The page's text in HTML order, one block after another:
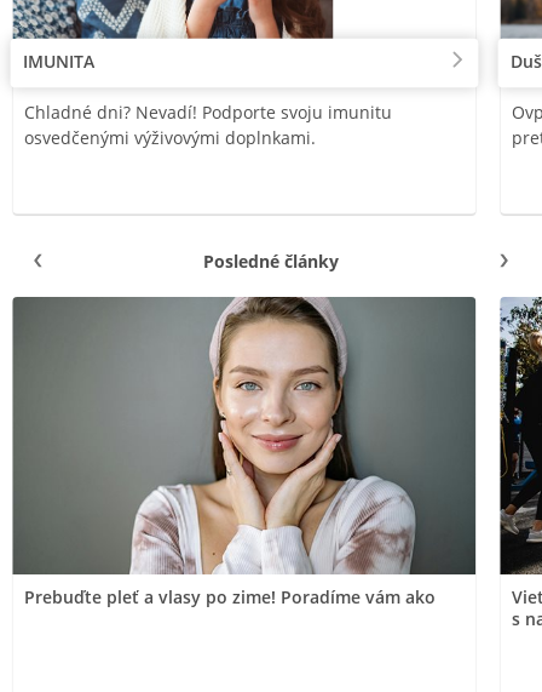
IMUNITA
Chladné dni? Nevadí! Podporte svoju imunitu
osvedčenými výživovými doplnkami.
Posledné články
Prebuďte pleť a vlasy po zime! Poradíme vám ako
s